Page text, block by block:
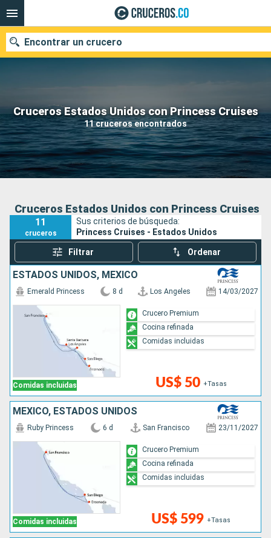
Cruceros Estados Unidos con Princess Cruises
11 cruceros encontrados
Encontrar un crucero
Fecha de salida
Buscar
Cruceros Estados Unidos con Princess Cruises
11
cruceros
Sus criterios de búsqueda:
Princess Cruises - Estados Unidos
Filtrar Ordenar
ESTADOS UNIDOS, MÉXICO
Comidas incluidas
Emerald Princess 8 d Los Angeles 14/03/2027
US$ 50 +Tasas
Crucero Premium
Cocina refinada
Comidas incluidas
MÉXICO, ESTADOS UNIDOS
Comidas incluidas
Ruby Princess 6 d San Francisco 23/11/2027
US$ 599 +Tasas
Crucero Premium
Cocina refinada
Comidas incluidas